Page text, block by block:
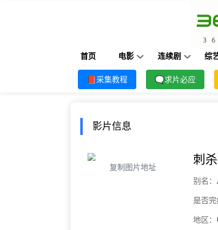
首页 电影 连续剧 综
📕采集教程 🗨求片必应
影片信息
复制图片地址
刺
别名：
是否
地区：